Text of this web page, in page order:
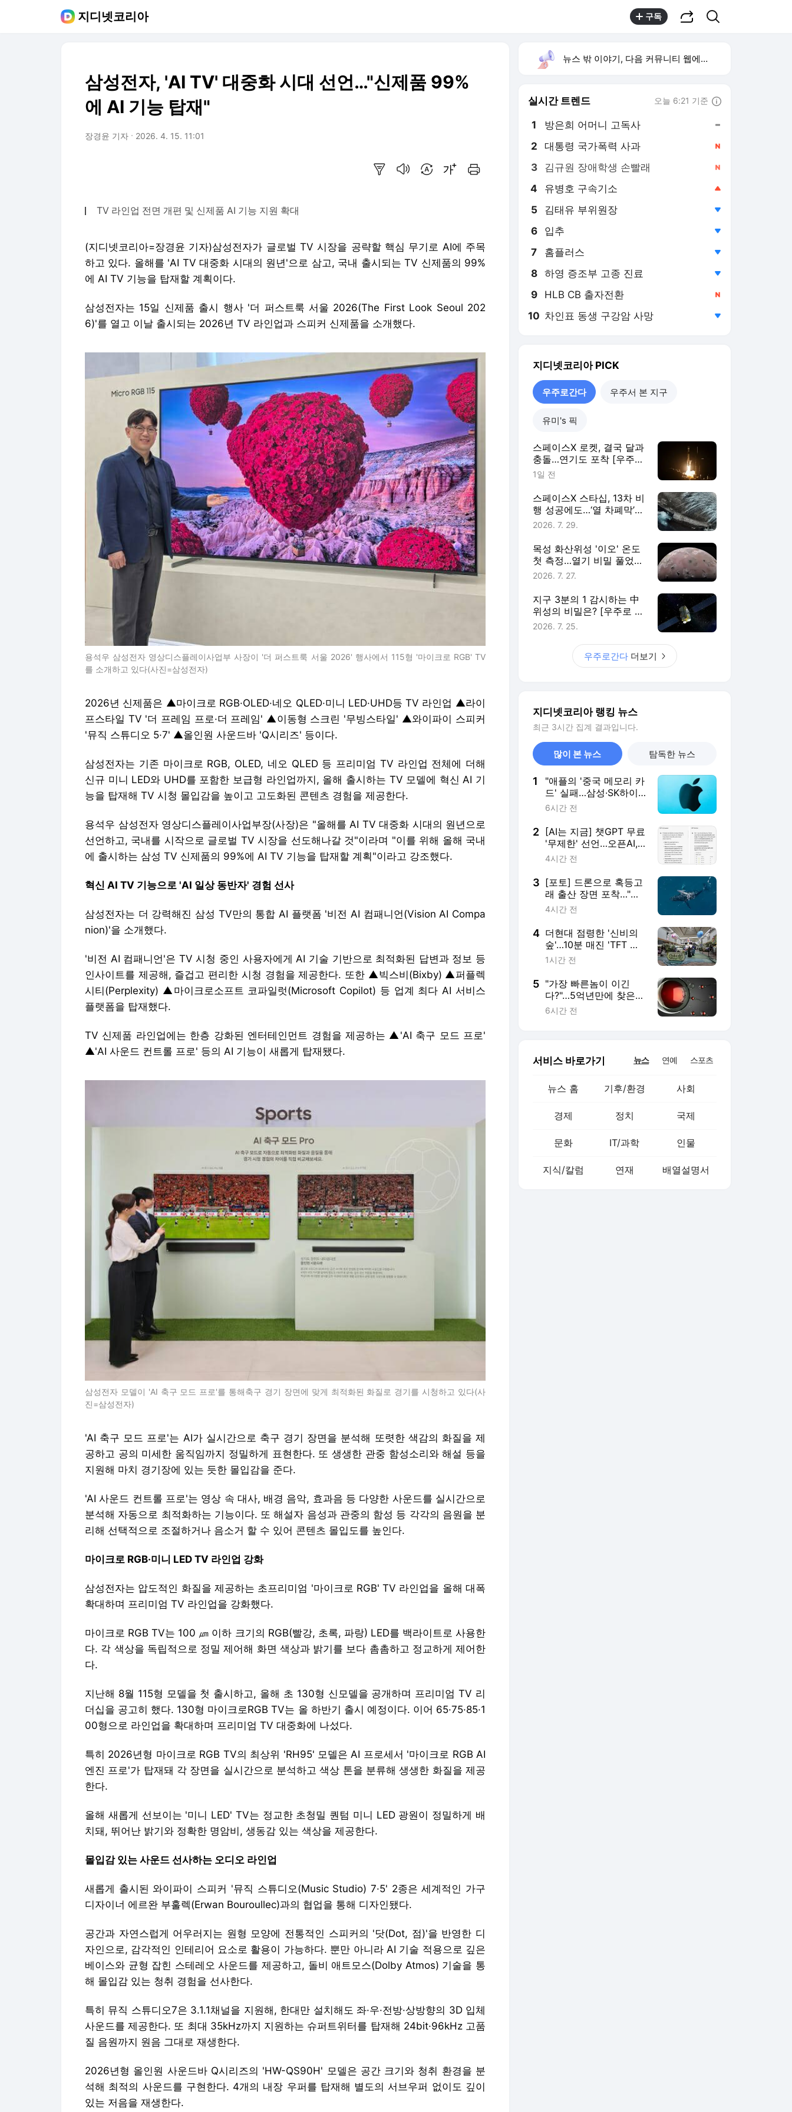
지디넷코리아 구독
삼성전자, 'AI TV' 대중화 시대 선언…"신제품 99%
에 AI 기능 탑재"
장경윤 기자 2026. 4. 15. 11:01
TV 라인업 전면 개편 및 신제품 AI 기능 지원 확대
(지디넷코리아=장경윤 기자)삼성전자가 글로벌 TV 시장을 공략할 핵심 무기로 AI에 주목
하고 있다. 올해를 'AI TV 대중화 시대의 원년'으로 삼고, 국내 출시되는 TV 신제품의 99%
에 AI TV 기능을 탑재할 계획이다.
삼성전자는 15일 신제품 출시 행사 '더 퍼스트룩 서울 2026(The First Look Seoul 202
6)'를 열고 이날 출시되는 2026년 TV 라인업과 스피커 신제품을 소개했다.
용석우 삼성전자 영상디스플레이사업부 사장이 '더 퍼스트룩 서울 2026' 행사에서 115형 '마이크로 RGB' TV
를 소개하고 있다(사진=삼성전자)
2026년 신제품은 ▲마이크로 RGB·OLED·네오 QLED·미니 LED·UHD등 TV 라인업 ▲라이
프스타일 TV '더 프레임 프로·더 프레임' ▲이동형 스크린 '무빙스타일' ▲와이파이 스피커
'뮤직 스튜디오 5·7' ▲올인원 사운드바 'Q시리즈' 등이다.
삼성전자는 기존 마이크로 RGB, OLED, 네오 QLED 등 프리미엄 TV 라인업 전체에 더해
신규 미니 LED와 UHD를 포함한 보급형 라인업까지, 올해 출시하는 TV 모델에 혁신 AI 기
능을 탑재해 TV 시청 몰입감을 높이고 고도화된 콘텐츠 경험을 제공한다.
용석우 삼성전자 영상디스플레이사업부장(사장)은 "올해를 AI TV 대중화 시대의 원년으로
선언하고, 국내를 시작으로 글로벌 TV 시장을 선도해나갈 것"이라며 "이를 위해 올해 국내
에 출시하는 삼성 TV 신제품의 99%에 AI TV 기능을 탑재할 계획"이라고 강조했다.
혁신 AI TV 기능으로 'AI 일상 동반자' 경험 선사
삼성전자는 더 강력해진 삼성 TV만의 통합 AI 플랫폼 '비전 AI 컴패니언(Vision AI Compa
nion)'을 소개했다.
'비전 AI 컴패니언'은 TV 시청 중인 사용자에게 AI 기술 기반으로 최적화된 답변과 정보 등
인사이트를 제공해, 즐겁고 편리한 시청 경험을 제공한다. 또한 ▲빅스비(Bixby) ▲퍼플렉
시티(Perplexity) ▲마이크로소프트 코파일럿(Microsoft Copilot) 등 업계 최다 AI 서비스
플랫폼을 탑재했다.
TV 신제품 라인업에는 한층 강화된 엔터테인먼트 경험을 제공하는 ▲'AI 축구 모드 프로'
▲'AI 사운드 컨트롤 프로' 등의 AI 기능이 새롭게 탑재됐다.
삼성전자 모델이 'AI 축구 모드 프로'를 통해축구 경기 장면에 맞게 최적화된 화질로 경기를 시청하고 있다(사
진=삼성전자)
'AI 축구 모드 프로'는 AI가 실시간으로 축구 경기 장면을 분석해 또렷한 색감의 화질을 제
공하고 공의 미세한 움직임까지 정밀하게 표현한다. 또 생생한 관중 함성소리와 해설 등을
지원해 마치 경기장에 있는 듯한 몰입감을 준다.
'AI 사운드 컨트롤 프로'는 영상 속 대사, 배경 음악, 효과음 등 다양한 사운드를 실시간으로
분석해 자동으로 최적화하는 기능이다. 또 해설자 음성과 관중의 함성 등 각각의 음원을 분
리해 선택적으로 조절하거나 음소거 할 수 있어 콘텐츠 몰입도를 높인다.
마이크로 RGB·미니 LED TV 라인업 강화
삼성전자는 압도적인 화질을 제공하는 초프리미엄 '마이크로 RGB' TV 라인업을 올해 대폭
확대하며 프리미엄 TV 라인업을 강화했다.
마이크로 RGB TV는 100 ㎛ 이하 크기의 RGB(빨강, 초록, 파랑) LED를 백라이트로 사용한
다. 각 색상을 독립적으로 정밀 제어해 화면 색상과 밝기를 보다 촘촘하고 정교하게 제어한
다.
지난해 8월 115형 모델을 첫 출시하고, 올해 초 130형 신모델을 공개하며 프리미엄 TV 리
더십을 공고히 했다. 130형 마이크로RGB TV는 올 하반기 출시 예정이다. 이어 65·75·85·1
00형으로 라인업을 확대하며 프리미엄 TV 대중화에 나섰다.
특히 2026년형 마이크로 RGB TV의 최상위 'RH95' 모델은 AI 프로세서 '마이크로 RGB AI
엔진 프로'가 탑재돼 각 장면을 실시간으로 분석하고 색상 톤을 분류해 생생한 화질을 제공
한다.
올해 새롭게 선보이는 '미니 LED' TV는 정교한 초청밀 퀀텀 미니 LED 광원이 정밀하게 배
치돼, 뛰어난 밝기와 정확한 명암비, 생동감 있는 색상을 제공한다.
몰입감 있는 사운드 선사하는 오디오 라인업
새롭게 출시된 와이파이 스피커 '뮤직 스튜디오(Music Studio) 7·5' 2종은 세계적인 가구
디자이너 에르완 부훌렉(Erwan Bouroullec)과의 협업을 통해 디자인됐다.
공간과 자연스럽게 어우러지는 원형 모양에 전통적인 스피커의 '닷(Dot, 점)'을 반영한 디
자인으로, 감각적인 인테리어 요소로 활용이 가능하다. 뿐만 아니라 AI 기술 적용으로 깊은
베이스와 균형 잡힌 스테레오 사운드를 제공하고, 돌비 애트모스(Dolby Atmos) 기술을 통
해 몰입감 있는 청취 경험을 선사한다.
특히 뮤직 스튜디오7은 3.1.1채널을 지원해, 한대만 설치해도 좌·우·전방·상방향의 3D 입체
사운드를 제공한다. 또 최대 35kHz까지 지원하는 슈퍼트위터를 탑재해 24bit·96kHz 고품
질 음원까지 원음 그대로 재생한다.
2026년형 올인원 사운드바 Q시리즈의 'HW-QS90H' 모델은 공간 크기와 청취 환경을 분
석해 최적의 사운드를 구현한다. 4개의 내장 우퍼를 탑재해 별도의 서브우퍼 없이도 깊이
있는 저음을 재생한다.
뉴스 밖 이야기, 다음 커뮤니티 웹에서 보기
실시간 트렌드 오늘 6:21 기준
1 방은희 어머니 고독사
2 대통령 국가폭력 사과
3 김규원 장애학생 손빨래
4 유병호 구속기소
5 김태유 부위원장
6 입추
7 홈플러스
8 하영 증조부 고종 진료
9 HLB CB 출자전환
10 차인표 동생 구강암 사망
지디넷코리아PICK
우주로간다 우주서 본 지구
유미's 픽
스페이스X 로켓, 결국 달과
충돌…연기도 포착 [우주로
간다]
1일 전
스페이스X 스타십, 13차 비
행 성공에도…‘열 차폐막’
난제는 여전 [우주로 간다]
2026. 7. 29.
목성 화산위성 '이오' 온도
첫 측정…열기 비밀 풀었다
[우주로 간다]
2026. 7. 27.
지구 3분의 1 감시하는 中
위성의 비밀은? [우주로 간
다]
2026. 7. 25.
우주로간다 더보기
지디넷코리아 랭킹 뉴스
최근 3시간 집계 결과입니다.
많이 본 뉴스 탐독한 뉴스
1
"애플의 '중국 메모리 카
드' 실패…삼성·SK하이
닉스만 웃었다"
6시간 전
2
[AI는 지금] 챗GPT 무료
'무제한' 선언…오픈AI,
구독 전략 다시 짠다
4시간 전
3 [포토] 드론으로 혹등고
래 출산 장면 포착…"경
이롭네"
4시간 전
4 더현대 점령한 '신비의
숲'…10분 매진 'TFT 와
일드 팬페스트' 가보니
1시간 전
5 "가장 빠른놈이 이긴
다?"…5억년만에 찾은
정자의 '팀플레이'
6시간 전
서비스 바로가기 뉴스 연예 스포츠
뉴스 홈 기후/환경 사회
경제 정치 국제
문화 IT/과학 인물
지식/칼럼 연재 배열설명서